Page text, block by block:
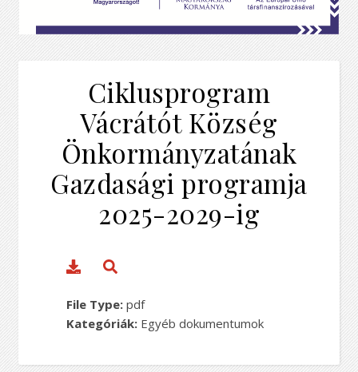
Ciklusprogram
Vácrátót Község
Önkormányzatának
Gazdasági programja
2025-2029-ig
File Type: pdf
Kategóriák: Egyéb dokumentumok